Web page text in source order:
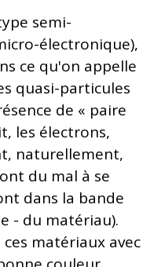
semi-
électronique),
ce qu'on appelle
quasi-particules
de « paire
les électrons,
naturellement,
du mal à se
dans la bande
- du matériau).
matériaux avec